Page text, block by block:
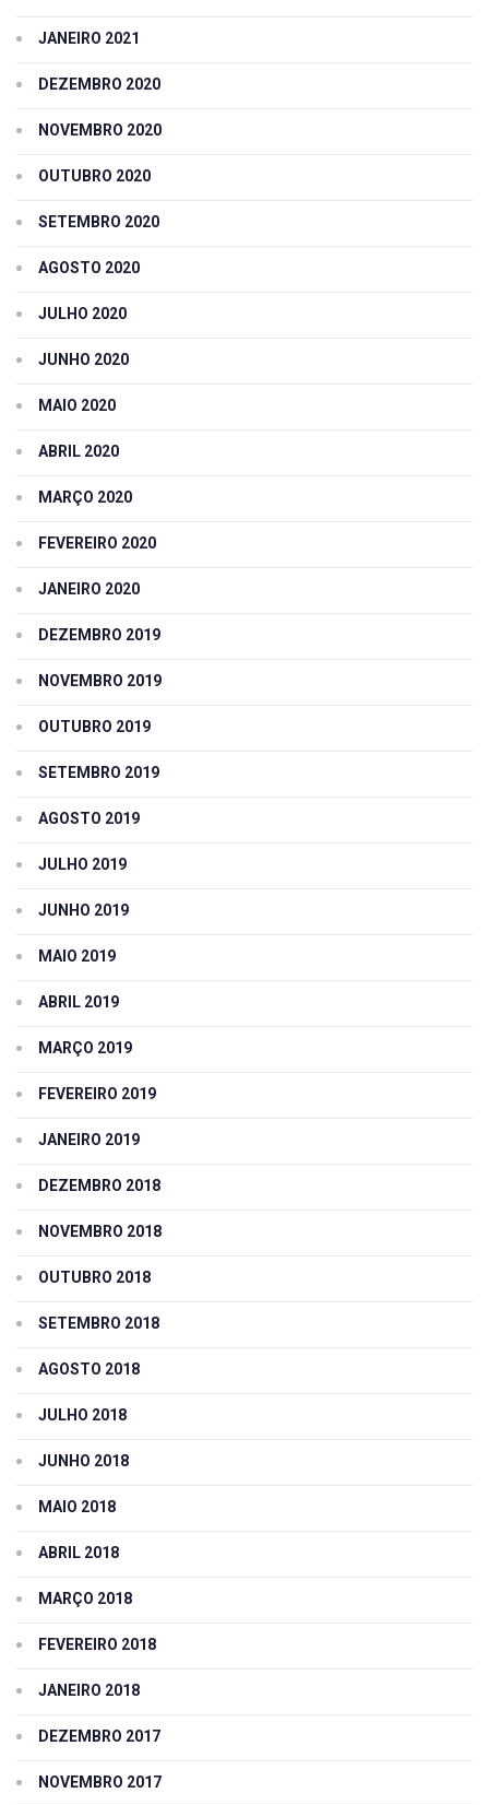
JANEIRO 2021
DEZEMBRO 2020
NOVEMBRO 2020
OUTUBRO 2020
SETEMBRO 2020
AGOSTO 2020
JULHO 2020
JUNHO 2020
MAIO 2020
ABRIL 2020
MARÇO 2020
FEVEREIRO 2020
JANEIRO 2020
DEZEMBRO 2019
NOVEMBRO 2019
OUTUBRO 2019
SETEMBRO 2019
AGOSTO 2019
JULHO 2019
JUNHO 2019
MAIO 2019
ABRIL 2019
MARÇO 2019
FEVEREIRO 2019
JANEIRO 2019
DEZEMBRO 2018
NOVEMBRO 2018
OUTUBRO 2018
SETEMBRO 2018
AGOSTO 2018
JULHO 2018
JUNHO 2018
MAIO 2018
ABRIL 2018
MARÇO 2018
FEVEREIRO 2018
JANEIRO 2018
DEZEMBRO 2017
NOVEMBRO 2017